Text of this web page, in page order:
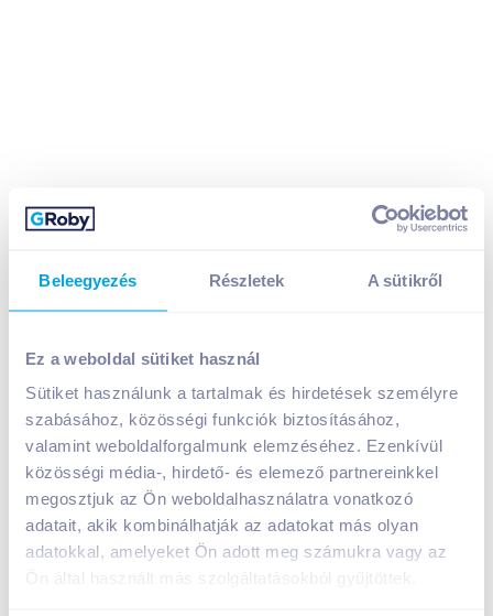
Beleegyezés Részletek A sütikről
Ez a weboldal sütiket használ
Sütiket használunk a tartalmak és hirdetések személyre
szabásához, közösségi funkciók biztosításához,
valamint weboldalforgalmunk elemzéséhez. Ezenkívül
közösségi média-, hirdető- és elemező partnereinkkel
megosztjuk az Ön weboldalhasználatra vonatkozó
adatait, akik kombinálhatják az adatokat más olyan
adatokkal, amelyeket Ön adott meg számukra vagy az
349Ft /
Egységár: 4 106Ft /kg
Nettó eladási ár:
275 Ft / db 27% áfa)
Kosárba
1 karton = 12 db